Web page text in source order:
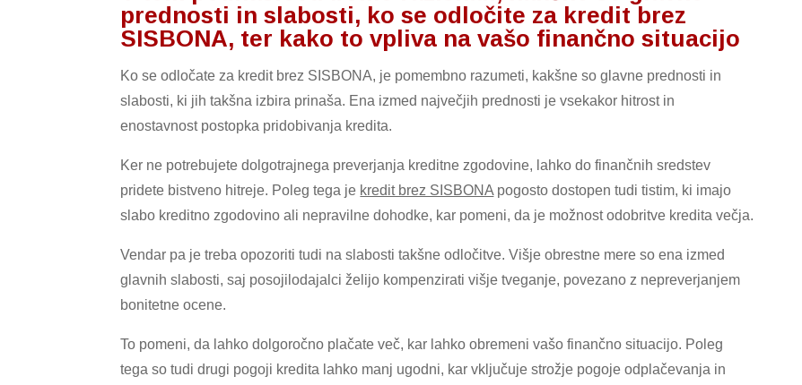
prednosti in slabosti, ko se odločite za kredit brez
SISBONA, ter kako to vpliva na vašo finančno situacijo
Ko se odločate za kredit brez SISBONA, je pomembno razumeti, kakšne so glavne prednosti in
slabosti, ki jih takšna izbira prinaša. Ena izmed največjih prednosti je vsekakor hitrost in
enostavnost postopka pridobivanja kredita.
Ker ne potrebujete dolgotrajnega preverjanja kreditne zgodovine, lahko do finančnih sredstev
pridete bistveno hitreje. Poleg tega je kredit brez SISBONA pogosto dostopen tudi tistim, ki imajo
slabo kreditno zgodovino ali nepravilne dohodke, kar pomeni, da je možnost odobritve kredita večja.
Vendar pa je treba opozoriti tudi na slabosti takšne odločitve. Višje obrestne mere so ena izmed
glavnih slabosti, saj posojilodajalci želijo kompenzirati višje tveganje, povezano z nepreverjanjem
bonitetne ocene.
To pomeni, da lahko dolgoročno plačate več, kar lahko obremeni vašo finančno situacijo. Poleg
tega so tudi drugi pogoji kredita lahko manj ugodni, kar vključuje strožje pogoje odplačevanja in